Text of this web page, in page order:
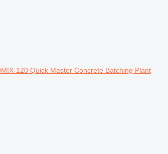
120 Quick Master Concrete Batching Plant